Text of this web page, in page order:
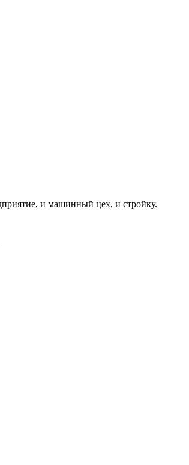
и машинный цех, и стройку.